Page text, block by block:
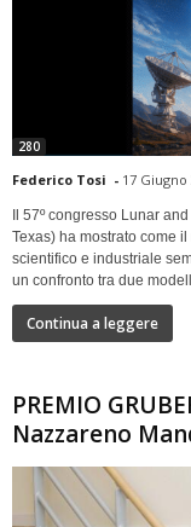
280
Federico Tosi - 17 Giugno
Il 57º congresso Lunar
Texas) ha mostrato come
scientifico e industriale
un confronto tra due
Continua a leggere
PREMIO
Nazzareno